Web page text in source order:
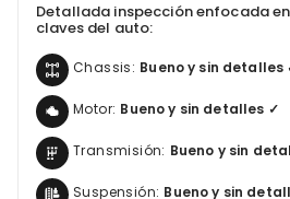
Detallada inspección enfocada
claves del auto:
Chassis: Bueno y sin detalles
Motor: Bueno y sin detalles ✓
Transmisión: Bueno y sin
Suspensión: Bueno y sin